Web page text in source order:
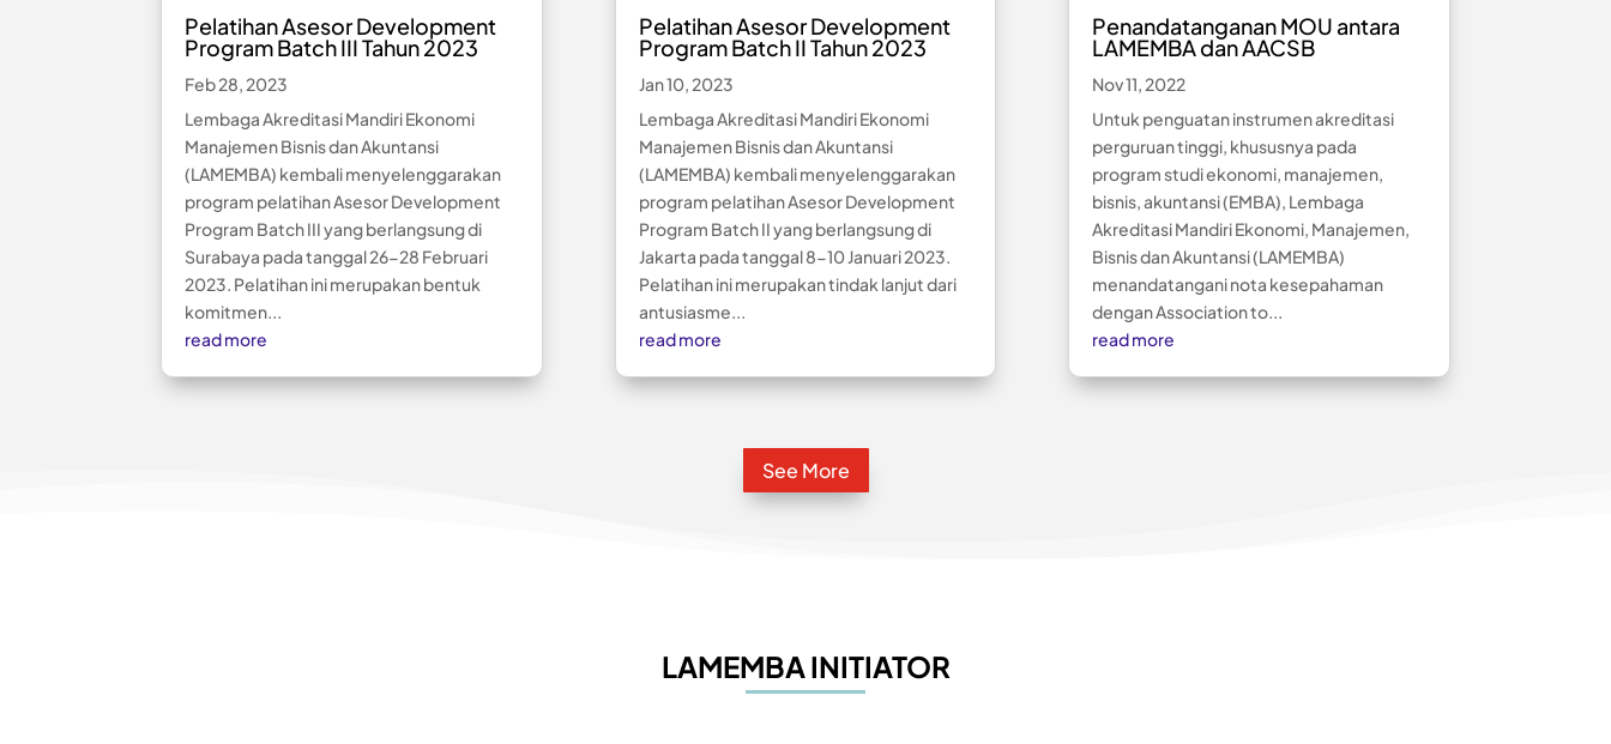
Pelatihan Asesor Development
Program Batch III Tahun 2023
Feb 28, 2023
Lembaga Akreditasi Mandiri Ekonomi
Manajemen Bisnis dan Akuntansi
(LAMEMBA) kembali menyelenggarakan
program pelatihan Asesor Development
Program Batch III yang berlangsung di
Surabaya pada tanggal 26-28 Februari
2023. Pelatihan ini merupakan bentuk
komitmen...
read more
Pelatihan Asesor Development
Program Batch II Tahun 2023
Jan 10, 2023
Lembaga Akreditasi Mandiri Ekonomi
Manajemen Bisnis dan Akuntansi
(LAMEMBA) kembali menyelenggarakan
program pelatihan Asesor Development
Program Batch II yang berlangsung di
Jakarta pada tanggal 8-10 Januari 2023.
Pelatihan ini merupakan tindak lanjut dari
antusiasme...
read more
Penandatanganan MOU antara
LAMEMBA dan AACSB
Nov 11, 2022
Untuk penguatan instrumen akreditasi
perguruan tinggi, khususnya pada
program studi ekonomi, manajemen,
bisnis, akuntansi (EMBA), Lembaga
Akreditasi Mandiri Ekonomi, Manajemen,
Bisnis dan Akuntansi (LAMEMBA)
menandatangani nota kesepahaman
dengan Association to...
read more
See More
LAMEMBA INITIATOR